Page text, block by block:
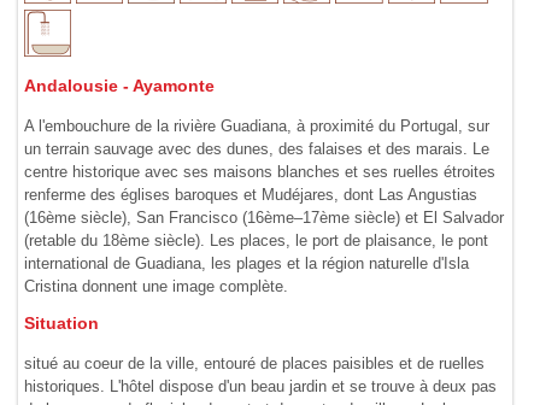
Andalousie - Ayamonte
A l'embouchure de la rivière Guadiana, à proximité du Portugal, sur
un terrain sauvage avec des dunes, des falaises et des marais. Le
centre historique avec ses maisons blanches et ses ruelles étroites
renferme des églises baroques et Mudéjares, dont Las Angustias
(16ème siècle), San Francisco (16ème–17ème siècle) et El Salvador
(retable du 18ème siècle). Les places, le port de plaisance, le pont
international de Guadiana, les plages et la région naturelle d'Isla
Cristina donnent une image complète.
Situation
situé au coeur de la ville, entouré de places paisibles et de ruelles
historiques. L'hôtel dispose d'un beau jardin et se trouve à deux pas